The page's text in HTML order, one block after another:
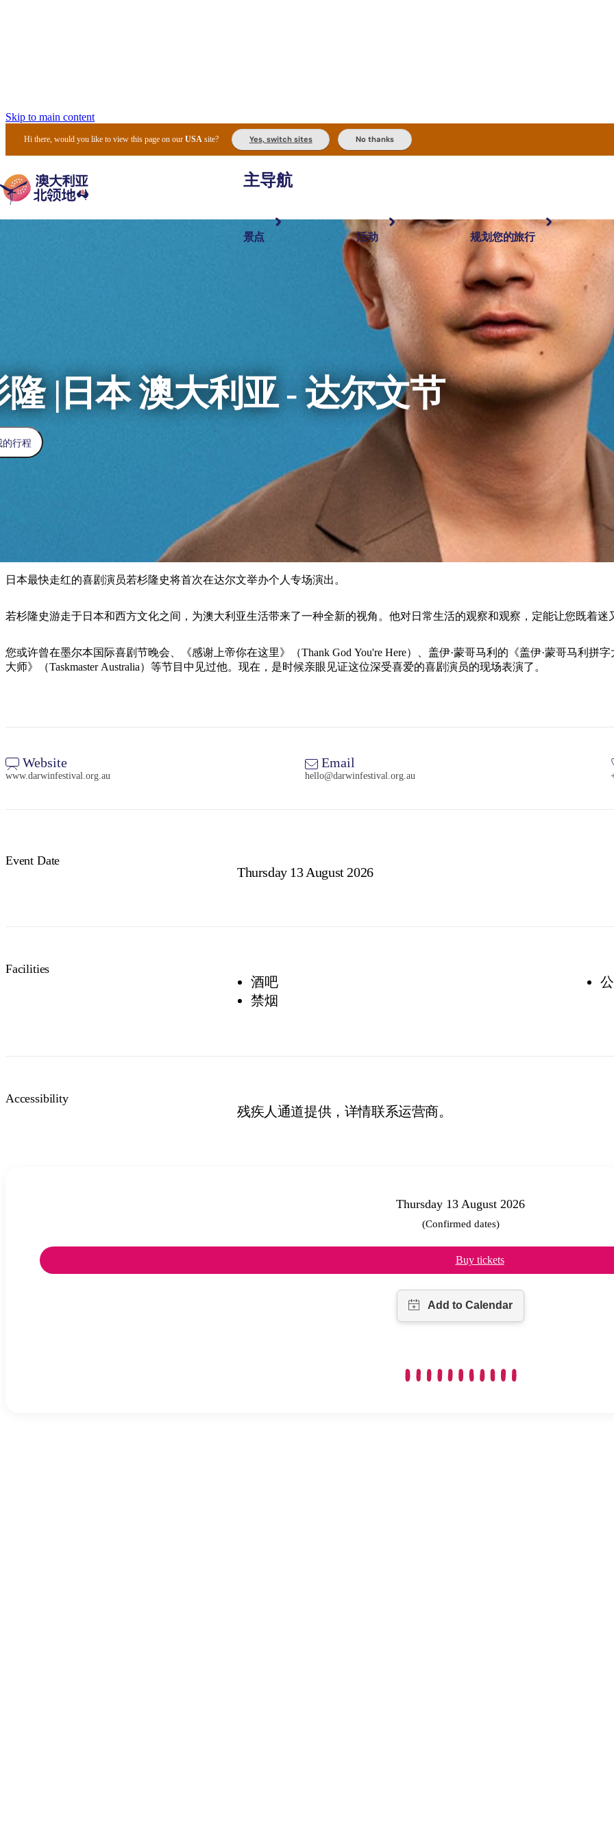
Skip to main content
Hi there, would you like to view this page on ourUSA site? Yes, switch sites No thanks
主导航
景点
最受欢迎目的地 内陆和户外 按地区探索
活动
体验 旅行者类型 精选榜单
规划您的旅行
规划和预订 实用信息 规划工具
搜索:
隆 |日本 澳大利亚 - 达尔文节
的行程
日本最快走红的喜剧演员若杉隆史将首次在达尔文举办个人专场演出。
若杉隆史游走于日本和西方文化之间，为澳大利亚生活带来了一种全新的视角。他对日常生活的观察和观察，定能让您既着迷
您或许曾在墨尔本国际喜剧节晚会、《感谢上帝你在这里》（Thank God You're Here）、盖伊·蒙哥马利的《盖伊·蒙哥马利拼
大师》（Taskmaster Australia）等节目中见过他。现在，是时候亲眼见证这位深受喜爱的喜剧演员的现场表演了。
Website
www.darwinfestival.org.au
Email
hello@darwinfestival.org.au
Event Date
Thursday 13 August 2026
Facilities
酒吧
禁烟
Accessibility
残疾人通道提供，详情联系运营商。
Thursday 13 August 2026
(Confirmed dates)
Buy tickets